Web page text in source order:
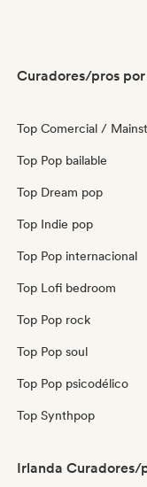
Curadores/pros
Top Comercial /
Top Pop bailable
Top Dream pop
Top Indie pop
Top Pop internacional
Top Lofi bedroom
Top Pop rock
Top Pop soul
Top Pop psicodélico
Top Synthpop
Irlanda Curadores/